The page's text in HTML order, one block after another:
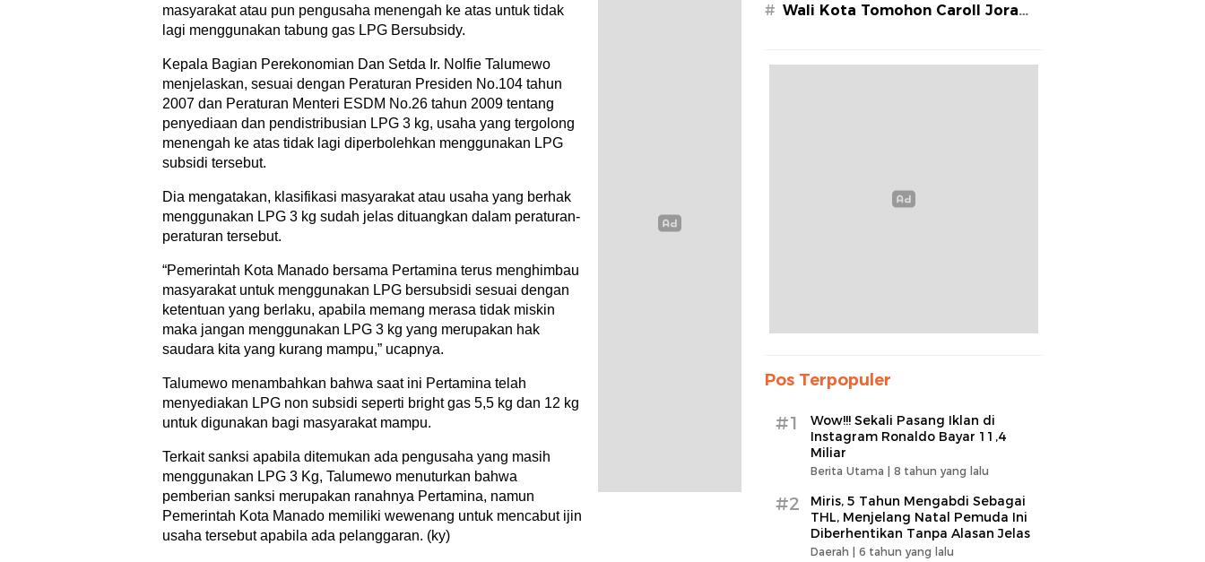
masyarakat atau pun pengusaha menengah ke atas untuk tidak
lagi menggunakan tabung gas LPG Bersubsidy.
Kepala Bagian Perekonomian Dan Setda Ir. Nolfie Talumewo
menjelaskan, sesuai dengan Peraturan Presiden No.104 tahun
2007 dan Peraturan Menteri ESDM No.26 tahun 2009 tentang
penyediaan dan pendistribusian LPG 3 kg, usaha yang tergolong
menengah ke atas tidak lagi diperbolehkan menggunakan LPG
subsidi tersebut.
Dia mengatakan, klasifikasi masyarakat atau usaha yang berhak
menggunakan LPG 3 kg sudah jelas dituangkan dalam peraturan-
peraturan tersebut.
“Pemerintah Kota Manado bersama Pertamina terus menghimbau
masyarakat untuk menggunakan LPG bersubsidi sesuai dengan
ketentuan yang berlaku, apabila memang merasa tidak miskin
maka jangan menggunakan LPG 3 kg yang merupakan hak
saudara kita yang kurang mampu,” ucapnya.
Talumewo menambahkan bahwa saat ini Pertamina telah
menyediakan LPG non subsidi seperti bright gas 5,5 kg dan 12 kg
untuk digunakan bagi masyarakat mampu.
Terkait sanksi apabila ditemukan ada pengusaha yang masih
menggunakan LPG 3 Kg, Talumewo menuturkan bahwa
pemberian sanksi merupakan ranahnya Pertamina, namun
Pemerintah Kota Manado memiliki wewenang untuk mencabut ijin
usaha tersebut apabila ada pelanggaran. (ky)
# Wali Kota Tomohon Caroll Joram
Pos Terpopuler
#1
Wow!!! Sekali Pasang Iklan di
Instagram Ronaldo Bayar 11,4
Miliar
Berita Utama | 8 tahun yang lalu
#2
Miris, 5 Tahun Mengabdi Sebagai
THL, Menjelang Natal Pemuda Ini
Diberhentikan Tanpa Alasan Jelas
Daerah | 6 tahun yang lalu